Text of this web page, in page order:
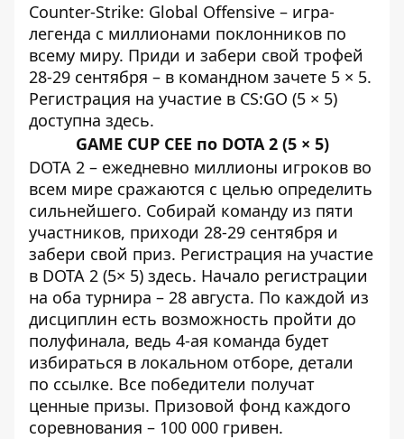
Сounter-Strike: Global Offensive – игра-
легенда с миллионами поклонников по
всему миру. Приди и забери свой трофей
28-29 сентября – в командном зачете 5 × 5.
Регистрация на участие в CS:GO (5 × 5)
доступна здесь.
GAME CUP CEE по DOTA 2 (5 × 5)
DOTA 2 – ежедневно миллионы игроков во
всем мире сражаются с целью определить
сильнейшего. Собирай команду из пяти
участников, приходи 28-29 сентября и
забери свой приз. Регистрация на участие
в DOTA 2 (5× 5) здесь. Начало регистрации
на оба турнира – 28 августа. По каждой из
дисциплин есть возможность пройти до
полуфинала, ведь 4-ая команда будет
избираться в локальном отборе, детали
по ссылке. Все победители получат
ценные призы. Призовой фонд каждого
соревнования – 100 000 гривен.